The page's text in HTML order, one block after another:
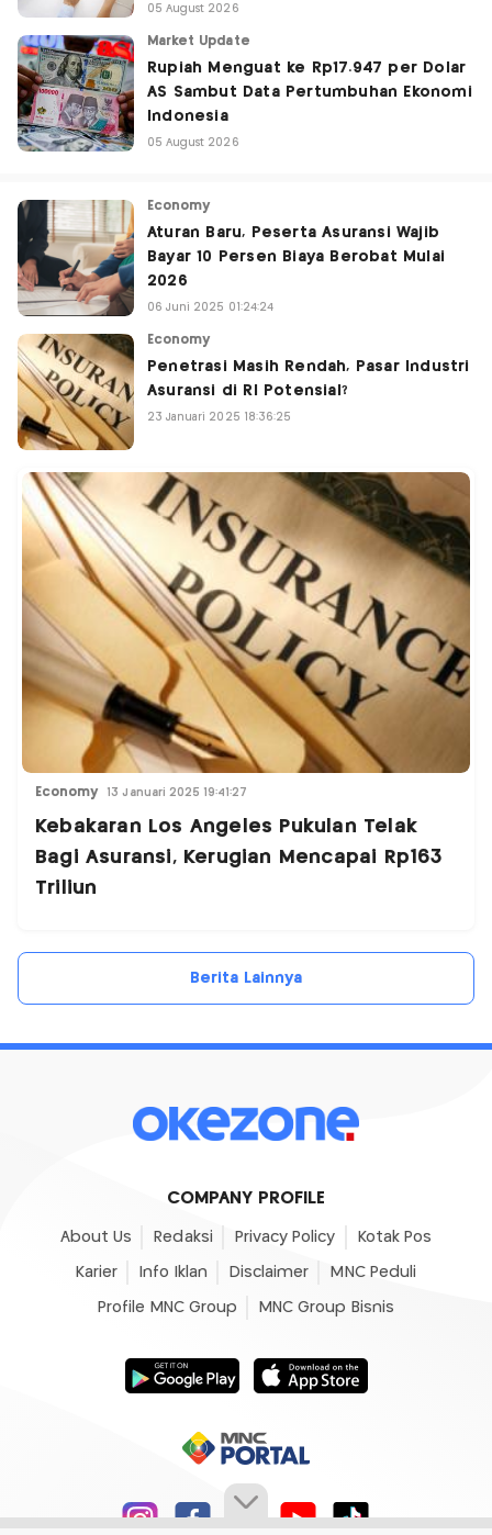
05 August 2026
Market Update
Rupiah Menguat ke Rp17.947 per Dolar
AS Sambut Data Pertumbuhan Ekonomi
Indonesia
05 August 2026
Economy
Aturan Baru, Peserta Asuransi Wajib
Bayar 10 Persen Biaya Berobat Mulai
2026
06 Juni 2025 01:24:24
Economy
Penetrasi Masih Rendah, Pasar Industri
Asuransi di RI Potensial?
23 Januari 2025 18:36:25
Economy 13 Januari 2025 19:41:27
Kebakaran Los Angeles Pukulan Telak
Bagi Asuransi, Kerugian Mencapai Rp163
Triliun
Berita Lainnya